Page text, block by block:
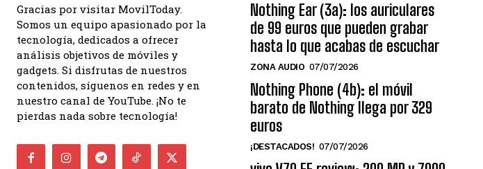
Gracias por visitar MovilToday.
Somos un equipo apasionado por la
tecnología, dedicados a ofrecer
análisis objetivos de móviles y
gadgets. Si disfrutas de nuestros
contenidos, síguenos en redes y en
nuestro canal de YouTube. ¡No te
pierdas nada sobre tecnología!
Nothing Ear (3a): los auriculares
de 99 euros que pueden grabar
hasta lo que acabas de escuchar
ZONA AUDIO 07/07/2026
Nothing Phone (4b): el móvil
barato de Nothing llega por 329
euros
¡DESTACADOS! 07/07/2026